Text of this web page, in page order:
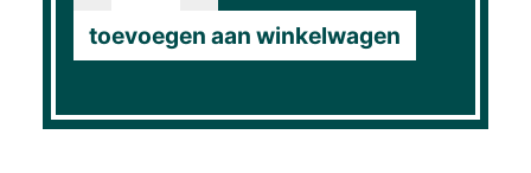
toevoegen aan winkelwagen